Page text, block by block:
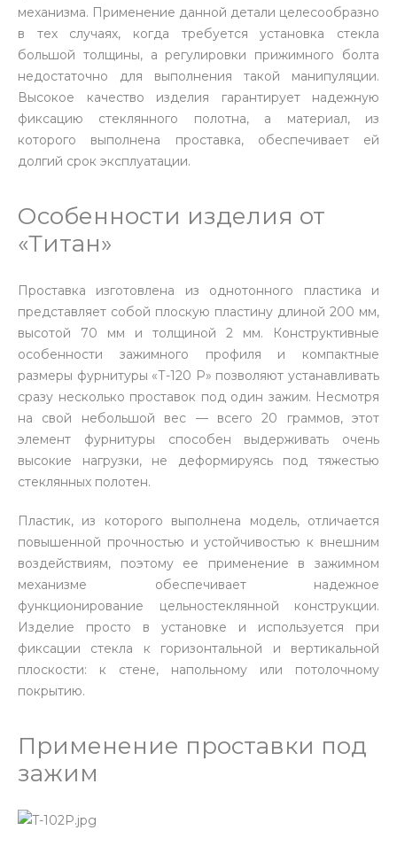
механизма. Применение данной детали целесообразно
в тех случаях, когда требуется установка стекла
большой толщины, а регулировки прижимного болта
недостаточно для выполнения такой манипуляции.
Высокое качество изделия гарантирует надежную
фиксацию стеклянного полотна, а материал, из
которого выполнена проставка, обеспечивает ей
долгий срок эксплуатации.
Особенности изделия от
«Титан»
Проставка изготовлена из однотонного пластика и
представляет собой плоскую пластину длиной 200 мм,
высотой 70 мм и толщиной 2 мм. Конструктивные
особенности зажимного профиля и компактные
размеры фурнитуры «Т-120 Р» позволяют устанавливать
сразу несколько проставок под один зажим. Несмотря
на свой небольшой вес — всего 20 граммов, этот
элемент фурнитуры способен выдерживать очень
высокие нагрузки, не деформируясь под тяжестью
стеклянных полотен.
Пластик, из которого выполнена модель, отличается
повышенной прочностью и устойчивостью к внешним
воздействиям, поэтому ее применение в зажимном
механизме обеспечивает надежное
функционирование цельностеклянной конструкции.
Изделие просто в установке и используется при
фиксации стекла к горизонтальной и вертикальной
плоскости: к стене, напольному или потолочному
покрытию.
Применение проставки под
зажим